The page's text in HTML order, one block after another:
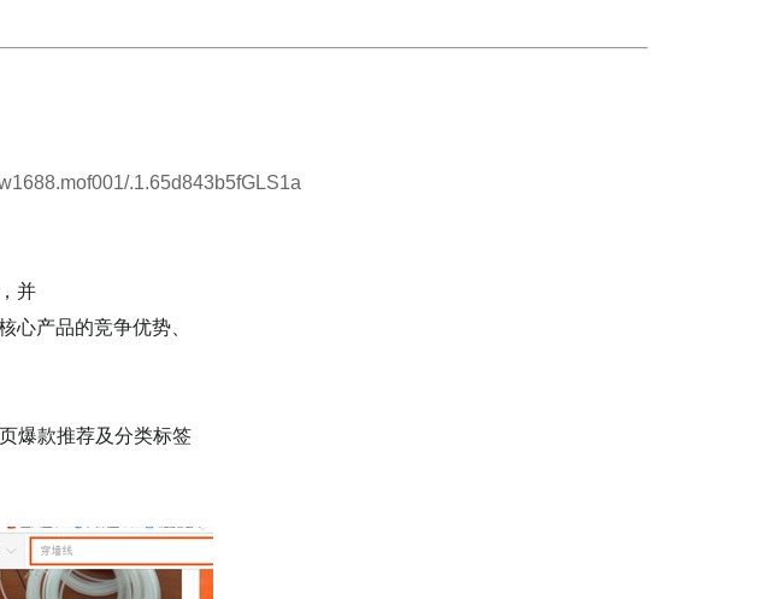
.1.65d843b5fGLS1a
并
心产品的竞争优势、
爆款推荐及分类标签